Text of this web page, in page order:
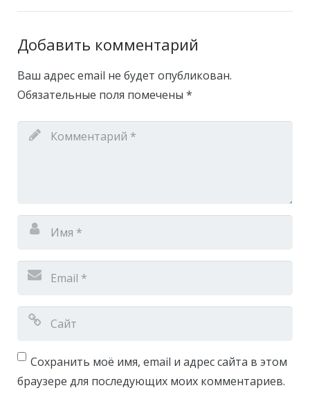
Добавить комментарий
Ваш адрес email не будет опубликован.
Обязательные поля помечены *
Сохранить моё имя, email и адрес сайта в этом
браузере для последующих моих комментариев.